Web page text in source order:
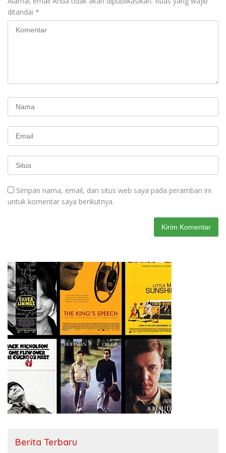
ditandai *
Simpan nama, email, dan situs web saya pada peramban ini
untuk komentar saya berikutnya.
Berita Terbaru